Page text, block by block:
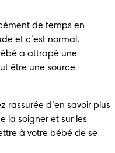
de temps en
et c’est normal.
a attrapé une
être une source
rassurée d’en savoir plus
la soigner et sur les
à votre bébé de se